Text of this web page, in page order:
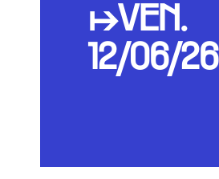
↦VEN.
12/06/26